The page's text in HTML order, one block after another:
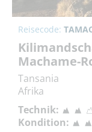
Reisecode:
Machame-
Tansania
Afrika
Technik:
Kondition: